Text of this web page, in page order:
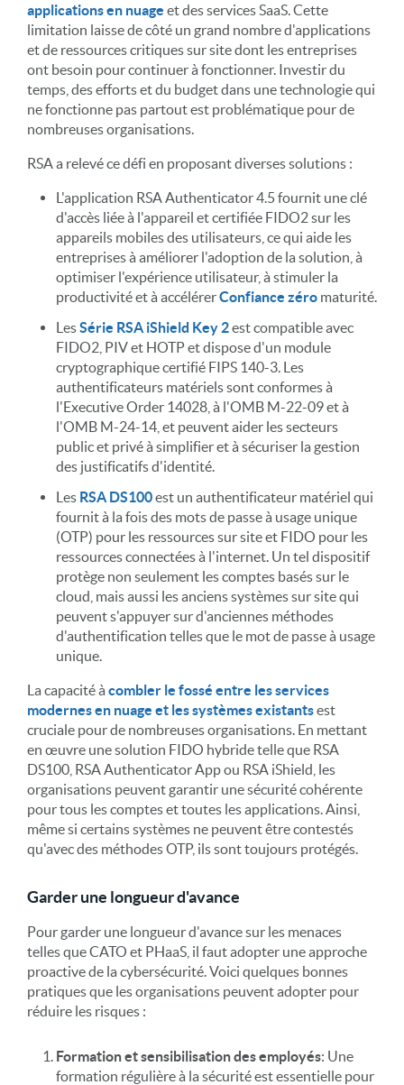
applications en nuage et des services SaaS. Cette
limitation laisse de côté un grand nombre d'applications
et de ressources critiques sur site dont les entreprises
ont besoin pour continuer à fonctionner. Investir du
temps, des efforts et du budget dans une technologie qui
ne fonctionne pas partout est problématique pour de
nombreuses organisations.
RSA a relevé ce défi en proposant diverses solutions :
L'application RSA Authenticator 4.5 fournit une clé
d'accès liée à l'appareil et certifiée FIDO2 sur les
appareils mobiles des utilisateurs, ce qui aide les
entreprises à améliorer l'adoption de la solution, à
optimiser l'expérience utilisateur, à stimuler la
productivité et à accélérerConfiance zéro maturité.
LesSérie RSA iShield Key 2est compatible avec
FIDO2, PIV et HOTP et dispose d'un module
cryptographique certifié FIPS 140-3. Les
authentificateurs matériels sont conformes à
l'Executive Order 14028, à l'OMB M-22-09 et à
l'OMB M-24-14, et peuvent aider les secteurs
public et privé à simplifier et à sécuriser la gestion
des justificatifs d'identité.
Les RSA DS100est un authentificateur matériel qui
fournit à la fois des mots de passe à usage unique
(OTP) pour les ressources sur site et FIDO pour les
ressources connectées à l'internet. Un tel dispositif
protège non seulement les comptes basés sur le
cloud, mais aussi les anciens systèmes sur site qui
peuvent s'appuyer sur d'anciennes méthodes
d'authentification telles que le mot de passe à usage
unique.
La capacité à combler le fossé entre les services
modernes en nuage et les systèmes existantsest
cruciale pour de nombreuses organisations. En mettant
en œuvre une solution FIDO hybride telle que RSA
DS100, RSA Authenticator App ou RSA iShield, les
organisations peuvent garantir une sécurité cohérente
pour tous les comptes et toutes les applications. Ainsi,
même si certains systèmes ne peuvent être contestés
qu'avec des méthodes OTP, ils sont toujours protégés.
Garder une longueur d'avance
Pour garder une longueur d'avance sur les menaces
telles que CATO et PHaaS, il faut adopter une approche
proactive de la cybersécurité. Voici quelques bonnes
pratiques que les organisations peuvent adopter pour
réduire les risques :
Formation et sensibilisation des employés: Une
formation régulière à la sécurité est essentielle pour